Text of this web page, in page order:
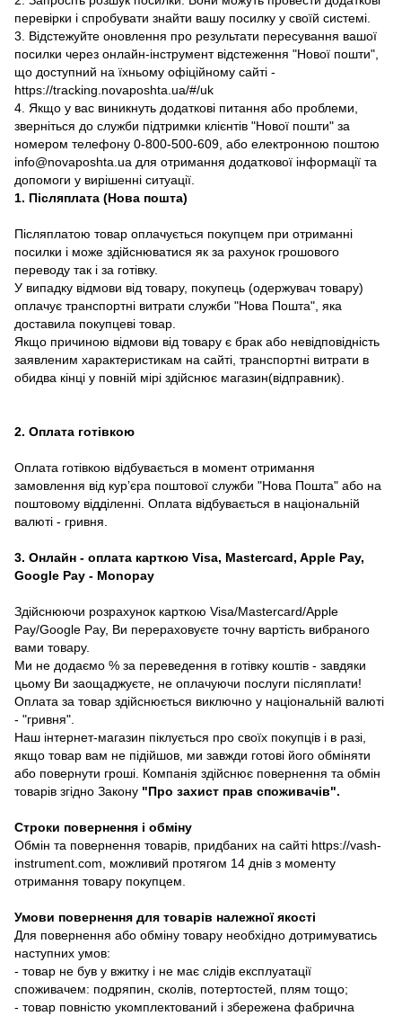
перевірки і спробувати знайти вашу посилку у своїй системі.
3. Відстежуйте оновлення про результати пересування вашої
посилки через онлайн-інструмент відстеження "Нової пошти",
що доступний на їхньому офіційному сайті -
https://tracking.novaposhta.ua/#/uk
4. Якщо у вас виникнуть додаткові питання або проблеми,
зверніться до служби підтримки клієнтів "Нової пошти" за
номером телефону 0-800-500-609, або електронною поштою
info@novaposhta.ua для отримання додаткової інформації та
допомоги у вирішенні ситуації.
1. Післяплата (Нова пошта)
Післяплатою товар оплачується покупцем при отриманні
посилки і може здійснюватися як за рахунок грошового
переводу так і за готівку.
У випадку відмови від товару, покупець (одержувач товару)
оплачує транспортні витрати служби "Нова Пошта", яка
доставила покупцеві товар.
Якщо причиною відмови від товару є брак або невідповідність
заявленим характеристикам на сайті, транспортні витрати в
обидва кінці у повній мірі здійснює магазин(відправник).
2. Оплата готівкою
Оплата готівкою відбувається в момент отримання
замовлення від курʼєра поштової служби "Нова Пошта" або на
поштовому відділенні. Оплата відбувається в національній
валюті - гривня.
3. Онлайн - оплата карткою Visa, Mastercard, Apple Pay,
Google Pay - Monopay
Здійснюючи розрахунок карткою Visa/Mastercard/Apple
Pay/Google Pay, Ви перераховуєте точну вартість вибраного
вами товару.
Ми не додаємо % за переведення в готівку коштів - завдяки
цьому Ви заощаджуєте, не оплачуючи послуги післяплати!
Оплата за товар здійснюється виключно у національній валюті
- "гривня".
Наш інтернет-магазин піклується про своїх покупців і в разі,
якщо товар вам не підійшов, ми завжди готові його обміняти
або повернути гроші. Компанія здійснює повернення та обмін
товарів згідно Закону "Про захист прав споживачів".
Строки повернення і обміну
Обмін та повернення товарів, придбаних на сайті https://vash-
instrument.com, можливий протягом 14 днів з моменту
отримання товару покупцем.
Умови повернення для товарів належної якості
Для повернення або обміну товару необхідно дотримуватись
наступних умов:
- товар не був у вжитку і не має слідів експлуатації
споживачем: подряпин, сколів, потертостей, плям тощо;
- товар повністю укомплектований і збережена фабрична